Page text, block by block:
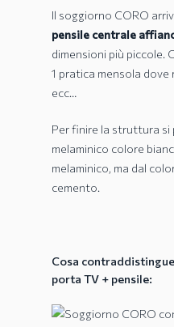
Il soggiorno CORO
pensile centrale
dimensioni più piccole.
1 pratica mensola dove
ecc…
Per finire la struttura
melaminico colore
melaminico, ma dal
cemento.
Cosa
porta TV + pensile: